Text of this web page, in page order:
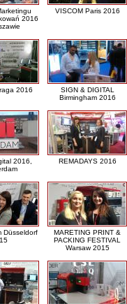
2016
VISCOM Paris 2016
2016
SIGN & DIGITAL
Birmingham 2016
2016,
REMADAYS 2016
Düsseldorf
MARETING PRINT &
PACKING FESTIVAL
Warsaw 2015